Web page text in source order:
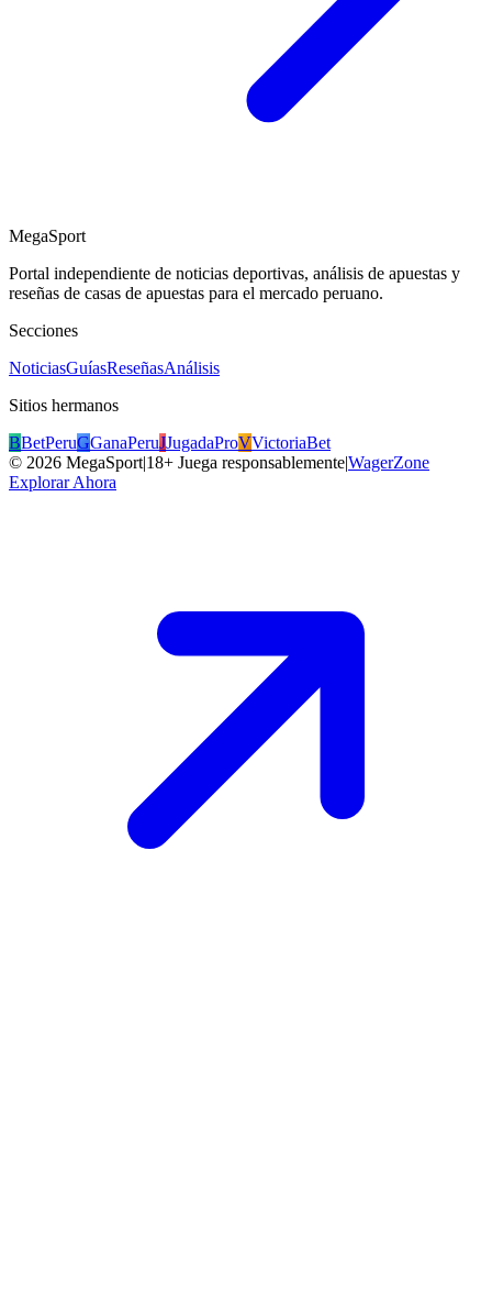
MegaSport
Portal independiente de noticias deportivas, análisis de apuestas y
reseñas de casas de apuestas para el mercado peruano.
Secciones
NoticiasGuíasReseñasAnálisis
Sitios hermanos
BBetPeruGGanaPeruJJugadaProVVictoriaBet
© 2026 MegaSport|18+ Juega responsablemente|WagerZone
Explorar Ahora